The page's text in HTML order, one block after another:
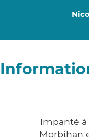
Impanté
Morbihan